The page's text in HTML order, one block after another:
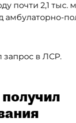
почти 2,1 тыс.
амбулаторно-
запрос в ЛСР.